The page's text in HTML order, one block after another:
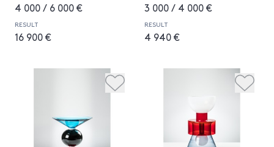
4 000 / 6 000 €
RESULT
16 900 €
3 000 / 4 000 €
RESULT
4 940 €